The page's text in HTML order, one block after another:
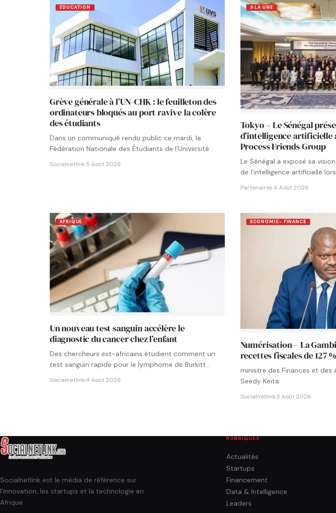
EDUCATION
Grève générale à l’UN-CHK : le feuilleton des
ordinateurs bloqués au port ravive la colère
des étudiants
Dans un communiqué rendu public ce mardi, la
Fédération Nationale des Étudiants de l’Université
Socialnetlink·5 Août 2026
A LA UNE
Tokyo – Le Sénégal
d’intelligence artificielle
Process Friends Group
Le Sénégal a exposé sa
de l’intelligence artificielle
Partenaires·4 Août 2026
AFRIQUE
Un nouveau test sanguin accélère le
diagnostic du cancer chez l’enfant
Des chercheurs est-africains étudient comment un
test sanguin rapide pour le lymphome de Burkitt
Socialnetlink·4 Août 2026
ECONOMIE- FINANCE
Numérisation – La
recettes fiscales de 127
ministre des Finances et des
Seedy Keita
Socialnetlink·3 Août 2026
Socialnetlink est le média de référence sur
l'innovation, les startups et la technologie en
Afrique.
RUBRIQUES
Actualités
Startups
Financement
Data & Intelligence
Leaders